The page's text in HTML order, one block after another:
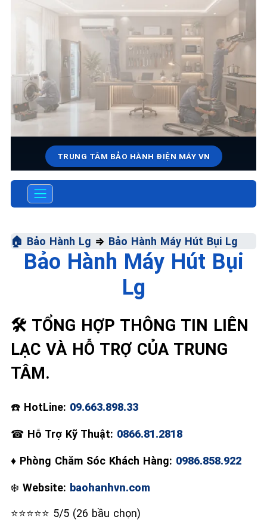
TRUNG TÂM BẢO HÀNH ĐIỆN MÁY VN
SỬA CHỮA & BẢO HÀNH LG
Chất Lượng Tối Ưu • Giá Thành Tối Thiểu • Dịch Vụ
📞 09.663.898.33
🏠 Bảo Hành Lg ⇒ Bảo Hành Máy Hút Bụi Lg
Bảo Hành Máy Hút Bụi
Lg
🛠️ TỔNG HỢP THÔNG TIN LIÊN
LẠC VÀ HỖ TRỢ CỦA TRUNG
TÂM.
☎️ HotLine: 09.663.898.33
☎ Hỗ Trợ Kỹ Thuật: 0866.81.2818
♦ Phòng Chăm Sóc Khách Hàng: 0986.858.922
❄️ Website: baohanhvn.com
⭐⭐⭐⭐⭐ 5/5 (26 bầu chọn)